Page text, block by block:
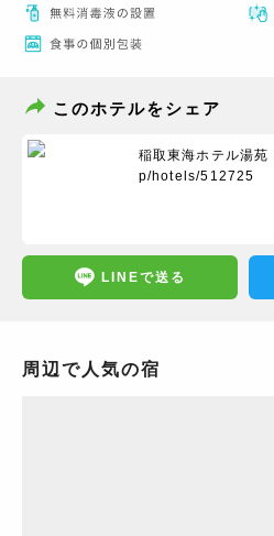
このホテルをシェア
稲取東海ホテル湯苑
p/hotels/512725
LINEで送る
周辺で人気の宿